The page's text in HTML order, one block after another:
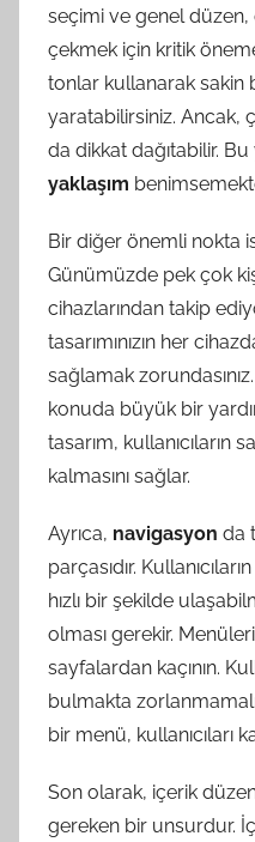
seçimi ve genel
çekmek için kritik
tonlar kullanarak sakin
yaratabilirsiniz. Ancak,
da dikkat dağıtabilir.
yaklaşım
Bir diğer önemli nokta
Günümüzde pek çok
cihazlarından takip
tasarımınızın her
sağlamak
konuda büyük bir
tasarım, kullanıcıların
kalmasını sağlar.
Ayrıca, navigasyon da
parçasıdır.
hızlı bir şekilde
olması gerekir.
sayfalardan kaçının.
bulmakta
bir menü, kullanıcıları
Son olarak, içerik
gereken bir unsurdur.